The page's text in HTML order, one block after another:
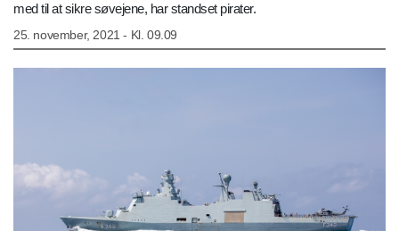
med til at sikre søvejene, har standset pirater.
25. november, 2021 - Kl. 09.09